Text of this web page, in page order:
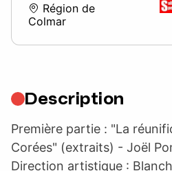
Région de
Colmar
Description
Première partie : "La
Corées" (extraits) - Joël
Direction artistique :